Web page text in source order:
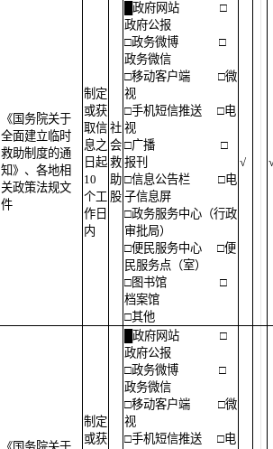
《国务院关于
全面建立临时
救助制度的通
知》、各地相
关政策法规文
件
制定
或获
取信
息之
日起
10
个工
作日
内
社
会
救
助
股
█政府网站
□
政府公报
□政务微博
□
政务微信
□移动客户端
□微
视
□手机短信推送
□电
视
□广播
□
报刊
□信息公告栏
□电
子信息屏
□政务服务中心（行政
审批局）
□便民服务中心
□便
民服务点（室）
□图书馆
□
档案馆
□其他
√
制定
或获
█政府网站
□
政府公报
□政务微博
□
政务微信
□移动客户端
□微
视
□手机短信推送
□电